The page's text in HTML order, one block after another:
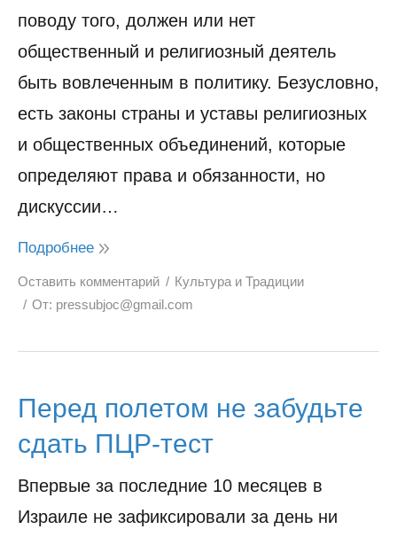
поводу того, должен или нет
общественный и религиозный деятель
быть вовлеченным в политику. Безусловно,
есть законы страны и уставы религиозных
и общественных объединений, которые
определяют права и обязанности, но
дискуссии…
Подробнее
Оставить комментарий
Культура и Традиции
От: pressubjoc@gmail.com
Перед полетом не забудьте
сдать ПЦР-тест
Впервые за последние 10 месяцев в
Израиле не зафиксировали за день ни